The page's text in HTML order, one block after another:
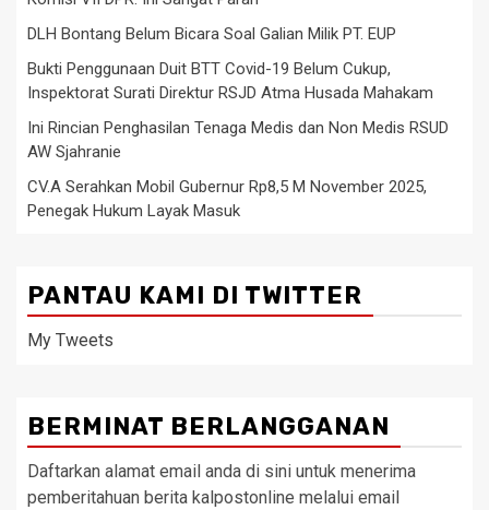
DLH Bontang Belum Bicara Soal Galian Milik PT. EUP
Bukti Penggunaan Duit BTT Covid-19 Belum Cukup,
Inspektorat Surati Direktur RSJD Atma Husada Mahakam
Ini Rincian Penghasilan Tenaga Medis dan Non Medis RSUD
AW Sjahranie
CV.A Serahkan Mobil Gubernur Rp8,5 M November 2025,
Penegak Hukum Layak Masuk
PANTAU KAMI DI TWITTER
My Tweets
BERMINAT BERLANGGANAN
Daftarkan alamat email anda di sini untuk menerima
pemberitahuan berita kalpostonline melalui email